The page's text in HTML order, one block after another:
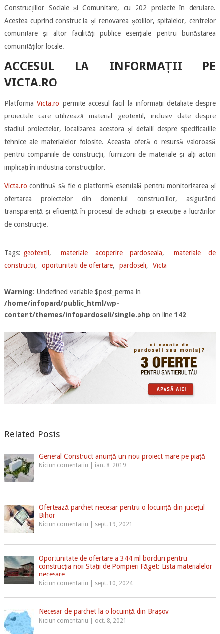
Construcțiilor Sociale și Comunitare, cu 202 proiecte în derulare.
Acestea cuprind construcția și renovarea școlilor, spitalelor, centrelor
comunitare și altor facilități publice esențiale pentru bunăstarea
comunităților locale.
ACCESUL LA INFORMAȚII PE
VICTA.RO
PlatformaVicta.ro permite accesul facil la informații detaliate despre
proiectele care utilizează material geotextil, inclusiv date despre
stadiul proiectelor, localizarea acestora și detalii despre specificațiile
tehnice ale materialelor folosite. Aceasta oferă o resursă valoroasă
pentru companiile de construcții, furnizorii de materiale și alți actori
implicați în industria construcțiilor.
Victa.ro continuă să fie o platformă esențială pentru monitorizarea și
ofertarea proiectelor din domeniul construcțiilor, asigurând
transparență și eficiență în procesul de achiziții și execuție a lucrărilor
de construcție.
Tags: geotextil , materiale acoperire pardoseala,
materiale de
constructii, oportunitati de ofertare, pardoseli, Victa
Warning: Undefined variable $post_perma in
/home/infopard/public_html/wp-
content/themes/infopardoseli/single.php on line 142
Related Posts
General Construct anunță un nou proiect mare pe piață
Niciun comentariu ian. 8, 2019
Ofertează parchet necesar pentru o locuință din județul
Bihor
Niciun comentariu sept. 19, 2021
Oportunitate de ofertare a 344 ml borduri pentru
construcția noii Stații de Pompieri Făget: Lista materialelor
necesare
Niciun comentariu sept. 10, 2024
Necesar de parchet la o locuință din Brașov
Niciun comentariu oct. 8, 2021